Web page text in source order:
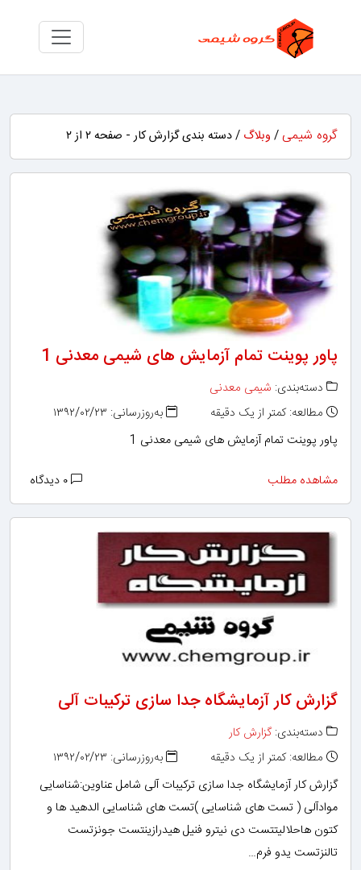
گروه شیمی / وبلاگ / دسته بندی گزارش کار - صفحه ۲ از ۲
پاور پوینت تمام آزمایش های شیمی معدنی 1
دسته‌بندی: شیمی معدنی
مطالعه: کمتر از یک دقیقه
به‌روزرسانی: ۱۳۹۲/۰۲/۲۳
پاور پوینت تمام آزمایش های شیمی معدنی 1
مشاهده مطلب
گزارش کار آزمایشگاه جدا سازی ترکیبات آلی
دسته‌بندی:گزارش کار
مطالعه: کمتر از یک دقیقه
به‌روزرسانی: ۱۳۹۲/۰۲/۲۳
گزارش کار آزمایشگاه جدا سازی ترکیبات آلی شامل عناوین:شناسایی
موادآلی ( تست های شناسایی )تست های شناسایی الدهید ها و
کتون هاحلالیتتست دی نیترو فنیل هیدرازینتست جونزتست
تالنزتست یدو فرم…